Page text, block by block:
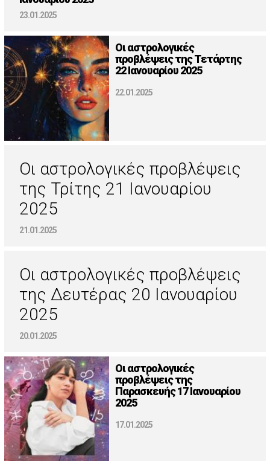
23.01.2025
Οι αστρολογικές
προβλέψεις της Τετάρτης
22 Ιανουαρίου 2025
22.01.2025
Οι αστρολογικές προβλέψεις
της Τρίτης 21 Ιανουαρίου
2025
21.01.2025
Οι αστρολογικές προβλέψεις
της Δευτέρας 20 Ιανουαρίου
2025
20.01.2025
Οι αστρολογικές
προβλέψεις της
Παρασκευής 17 Ιανουαρίου
2025
17.01.2025